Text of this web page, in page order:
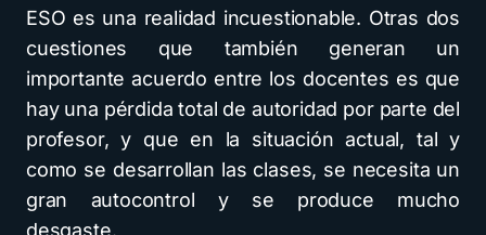
ESO es una realidad incuestionable. Otras dos
cuestiones que también generan un
importante acuerdo entre los docentes es que
hay una pérdida total de autoridad por parte del
profesor, y que en la situación actual, tal y
como se desarrollan las clases, se necesita un
gran autocontrol y se produce mucho
desgaste.